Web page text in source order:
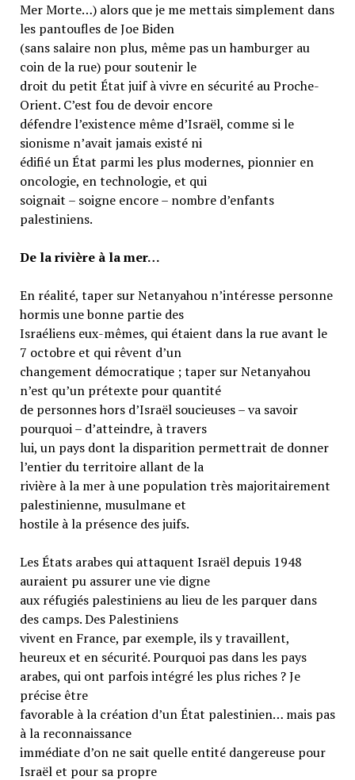
Mer Morte…) alors que je me mettais simplement dans
les pantoufles de Joe Biden
(sans salaire non plus, même pas un hamburger au
coin de la rue) pour soutenir le
droit du petit État juif à vivre en sécurité au Proche-
Orient. C’est fou de devoir encore
défendre l’existence même d’Israël, comme si le
sionisme n’avait jamais existé ni
édifié un État parmi les plus modernes, pionnier en
oncologie, en technologie, et qui
soignait – soigne encore – nombre d’enfants
palestiniens.
De la rivière à la mer…
En réalité, taper sur Netanyahou n’intéresse personne
hormis une bonne partie des
Israéliens eux-mêmes, qui étaient dans la rue avant le
7 octobre et qui rêvent d’un
changement démocratique ; taper sur Netanyahou
n’est qu’un prétexte pour quantité
de personnes hors d’Israël soucieuses – va savoir
pourquoi – d’atteindre, à travers
lui, un pays dont la disparition permettrait de donner
l’entier du territoire allant de la
rivière à la mer à une population très majoritairement
palestinienne, musulmane et
hostile à la présence des juifs.
Les États arabes qui attaquent Israël depuis 1948
auraient pu assurer une vie digne
aux réfugiés palestiniens au lieu de les parquer dans
des camps. Des Palestiniens
vivent en France, par exemple, ils y travaillent,
heureux et en sécurité. Pourquoi pas dans les pays
arabes, qui ont parfois intégré les plus riches ? Je
précise être
favorable à la création d’un État palestinien… mais pas
à la reconnaissance
immédiate d’on ne sait quelle entité dangereuse pour
Israël et pour sa propre